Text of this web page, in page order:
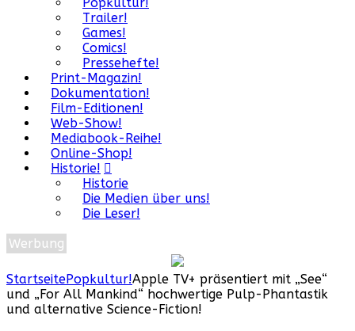
Trailer!
Games!
Comics!
Pressehefte!
Print-Magazin!
Dokumentation!
Film-Editionen!
Web-Show!
Mediabook-Reihe!
Online-Shop!
Historie!
Historie
Die Medien über uns!
Die Leser!
Werbung
StartseitePopkultur!Apple TV+ präsentiert mit „See“
und „For All Mankind“ hochwertige Pulp-Phantastik
und alternative Science-Fiction!